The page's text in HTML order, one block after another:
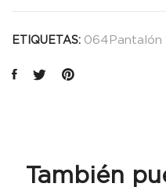
ETIQUETAS: 064Pantalón
También